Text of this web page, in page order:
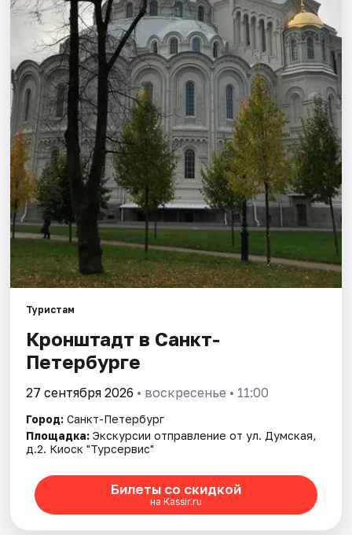
Города
Площадки
Артисты
Рейтинги
Туристам
Кронштадт в Санкт-
Петербурге
27 сентября 2026 • воскресенье • 11:00
Город: Санкт-Петербург
Площадка: Экскурсии отправление от ул. Думская,
д.2. Киоск "Турсервис"
Билеты со скидкой
на Kassir.ru